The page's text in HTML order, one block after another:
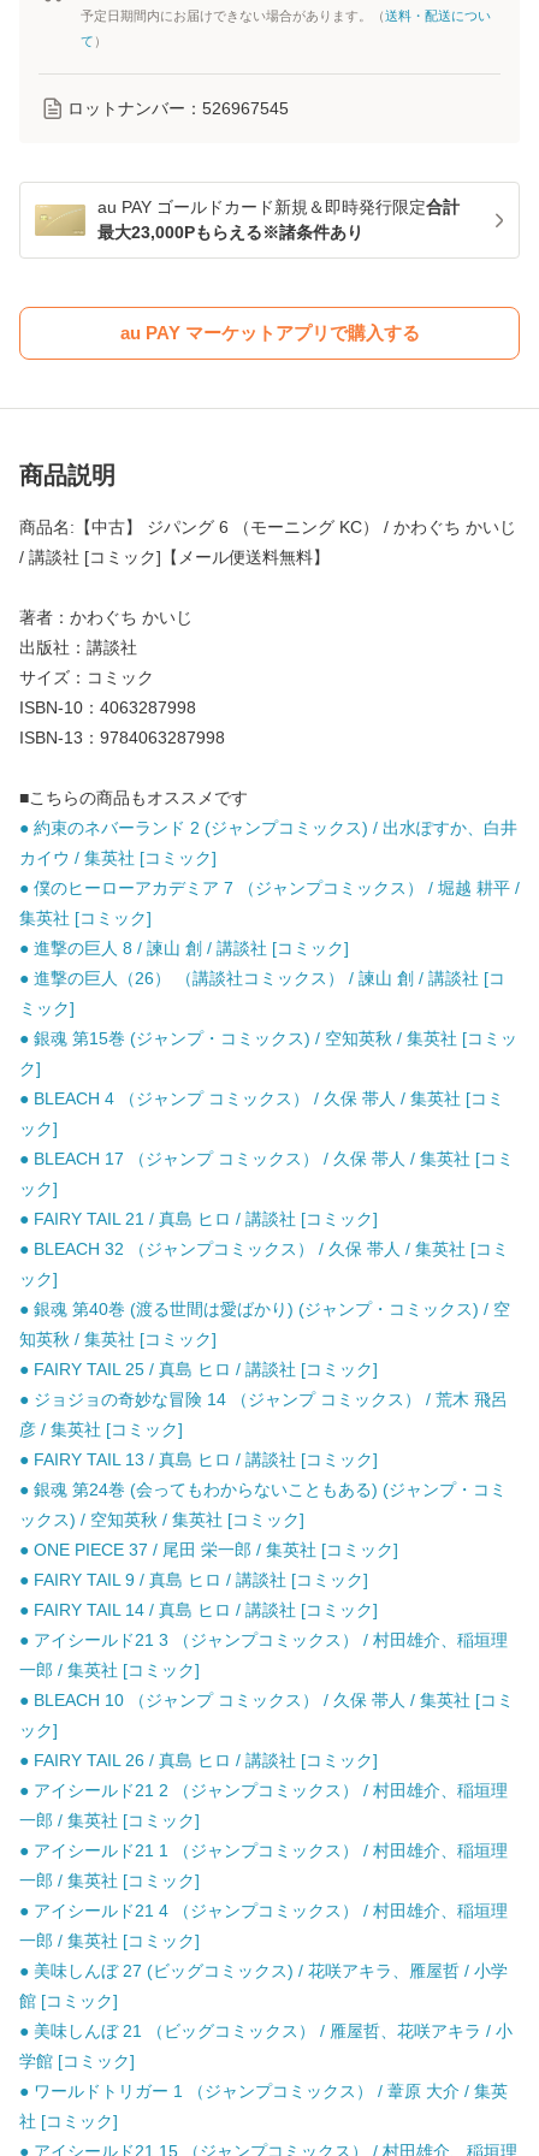
予定日期間内にお届けできない場合があります。（送料・配送につい
て ）
ロットナンバー： 526967545
au PAY ゴールドカード新規＆即時発行限定合計
最大23,000Pもらえる※諸条件あり
au PAY マーケットアプリで購入する
商品説明
商品名:【中古】 ジパング 6 （モーニング KC） / かわぐち かいじ
/ 講談社 [コミック]【メール便送料無料】
著者：かわぐち かいじ
出版社：講談社
サイズ：コミック
ISBN-10：4063287998
ISBN-13：9784063287998
■こちらの商品もオススメです
● 約束のネバーランド 2 (ジャンプコミックス) / 出水ぽすか、白井
カイウ / 集英社 [コミック]
● 僕のヒーローアカデミア 7 （ジャンプコミックス） / 堀越 耕平 /
集英社 [コミック]
● 進撃の巨人 8 / 諫山 創 / 講談社 [コミック]
● 進撃の巨人（26） （講談社コミックス） / 諫山 創 / 講談社 [コ
ミック]
● 銀魂 第15巻 (ジャンプ・コミックス) / 空知英秋 / 集英社 [コミッ
ク]
● BLEACH 4 （ジャンプ コミックス） / 久保 帯人 / 集英社 [コミ
ック]
● BLEACH 17 （ジャンプ コミックス） / 久保 帯人 / 集英社 [コミ
ック]
● FAIRY TAIL 21 / 真島 ヒロ / 講談社 [コミック]
● BLEACH 32 （ジャンプコミックス） / 久保 帯人 / 集英社 [コミ
ック]
● 銀魂 第40巻 (渡る世間は愛ばかり) (ジャンプ・コミックス) / 空
知英秋 / 集英社 [コミック]
● FAIRY TAIL 25 / 真島 ヒロ / 講談社 [コミック]
● ジョジョの奇妙な冒険 14 （ジャンプ コミックス） / 荒木 飛呂
彦 / 集英社 [コミック]
● FAIRY TAIL 13 / 真島 ヒロ / 講談社 [コミック]
● 銀魂 第24巻 (会ってもわからないこともある) (ジャンプ・コミ
ックス) / 空知英秋 / 集英社 [コミック]
● ONE PIECE 37 / 尾田 栄一郎 / 集英社 [コミック]
● FAIRY TAIL 9 / 真島 ヒロ / 講談社 [コミック]
● FAIRY TAIL 14 / 真島 ヒロ / 講談社 [コミック]
● アイシールド21 3 （ジャンプコミックス） / 村田雄介、稲垣理
一郎 / 集英社 [コミック]
● BLEACH 10 （ジャンプ コミックス） / 久保 帯人 / 集英社 [コミ
ック]
● FAIRY TAIL 26 / 真島 ヒロ / 講談社 [コミック]
● アイシールド21 2 （ジャンプコミックス） / 村田雄介、稲垣理
一郎 / 集英社 [コミック]
● アイシールド21 1 （ジャンプコミックス） / 村田雄介、稲垣理
一郎 / 集英社 [コミック]
● アイシールド21 4 （ジャンプコミックス） / 村田雄介、稲垣理
一郎 / 集英社 [コミック]
● 美味しんぼ 27 (ビッグコミックス) / 花咲アキラ、雁屋哲 / 小学
館 [コミック]
● 美味しんぼ 21 （ビッグコミックス） / 雁屋哲、花咲アキラ / 小
学館 [コミック]
● ワールドトリガー 1 （ジャンプコミックス） / 葦原 大介 / 集英
社 [コミック]
● アイシールド21 15 （ジャンプコミックス） / 村田雄介、稲垣理